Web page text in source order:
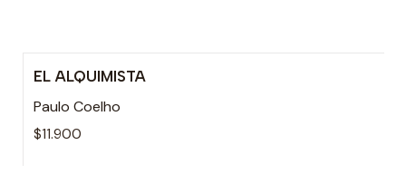
Agotado
EL ALQUIMISTA
Paulo Coelho
$11.900